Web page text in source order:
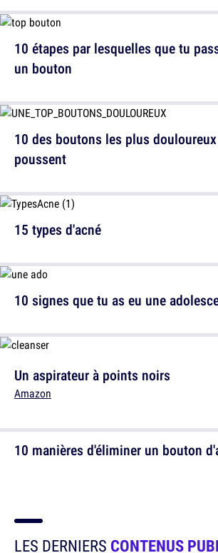
10 étapes par lesquelles que tu
un bouton
15 types d'acné
10 signes que tu as eu une
10 des boutons les plus
poussent
Un aspirateur à points noirs
Amazon
10 manières d'éliminer un bouton
LES DERNIERS CONTENUS